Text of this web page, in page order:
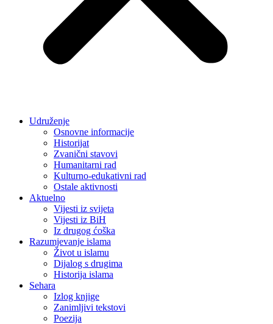
Udruženje
Osnovne informacije
Historijat
Zvanični stavovi
Humanitarni rad
Kulturno-edukativni rad
Ostale aktivnosti
Aktuelno
Vijesti iz svijeta
Vijesti iz BiH
Iz drugog ćoška
Razumjevanje islama
Život u islamu
Dijalog s drugima
Historija islama
Sehara
Izlog knjige
Zanimljivi tekstovi
Poezija